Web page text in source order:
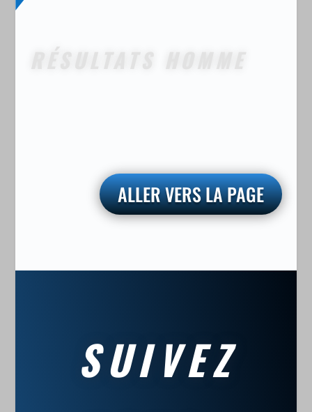
RÉSULTATS HOMME
ALLER VERS LA PAGE
SUIVEZ